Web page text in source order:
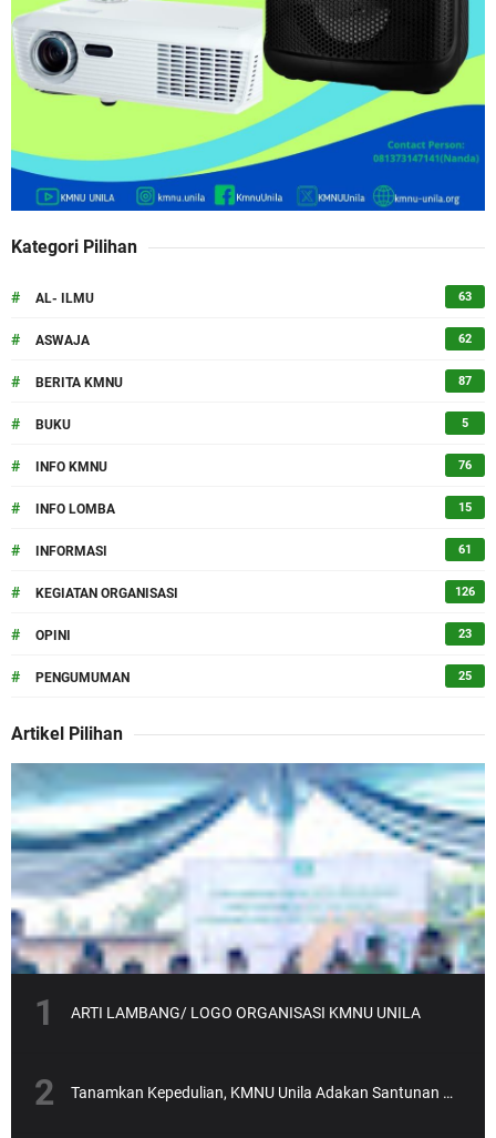
Kategori Pilihan
# AL- ILMU 63
# ASWAJA 62
# BERITA KMNU 87
# BUKU 5
# INFO KMNU 76
# INFO LOMBA 15
# INFORMASI 61
# KEGIATAN ORGANISASI 126
# OPINI 23
# PENGUMUMAN 25
Artikel Pilihan
ARTI LAMBANG/ LOGO ORGANISASI KMNU UNILA
Tanamkan Kepedulian, KMNU Unila Adakan Santunan Anak Yatim